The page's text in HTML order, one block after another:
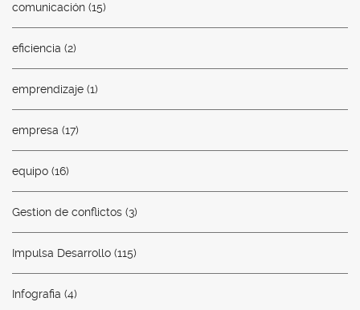
comunicación (15)
eficiencia (2)
emprendizaje (1)
empresa (17)
equipo (16)
Gestion de conflictos (3)
Impulsa Desarrollo (115)
Infografia (4)